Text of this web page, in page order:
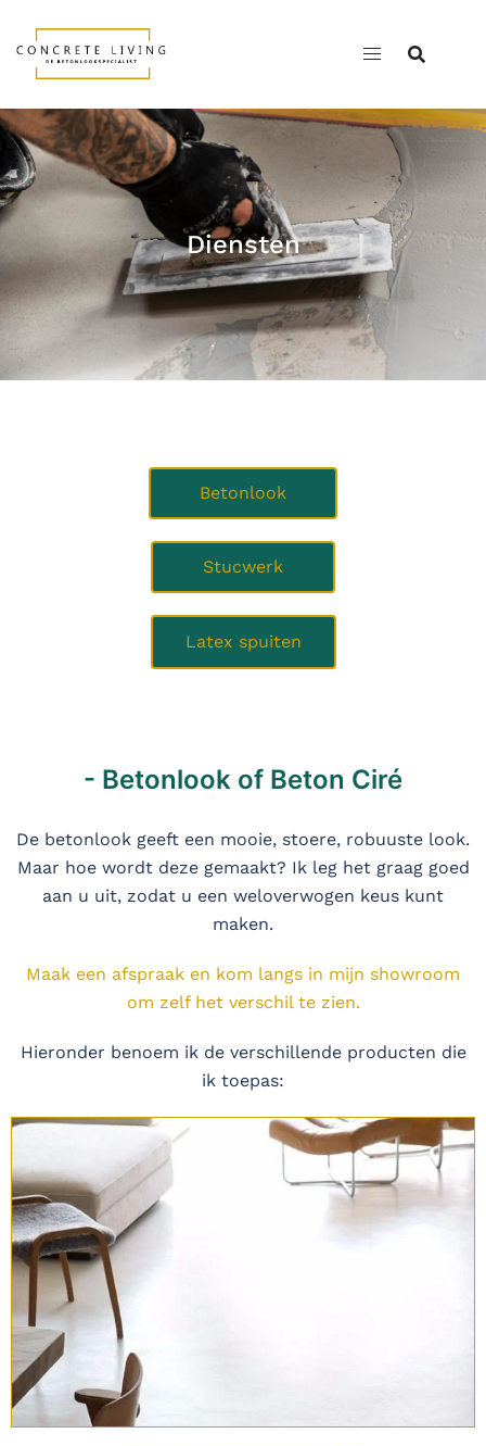
Diensten
Betonlook
Stucwerk
Latex spuiten
- Betonlook of Beton Ciré
De betonlook geeft een mooie, stoere, robuuste look.
Maar hoe wordt deze gemaakt? Ik leg het graag goed
aan u uit, zodat u een weloverwogen keus kunt
maken.
Maak een afspraak en kom langs in mijn showroom
om zelf het verschil te zien.
Hieronder benoem ik de verschillende producten die
ik toepas: